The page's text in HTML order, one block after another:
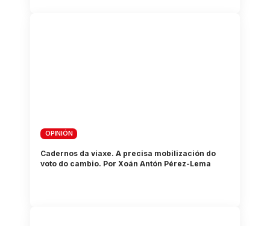
OPINIÓN
Cadernos da viaxe. A precisa mobilización do
voto do cambio. Por Xoán Antón Pérez-Lema